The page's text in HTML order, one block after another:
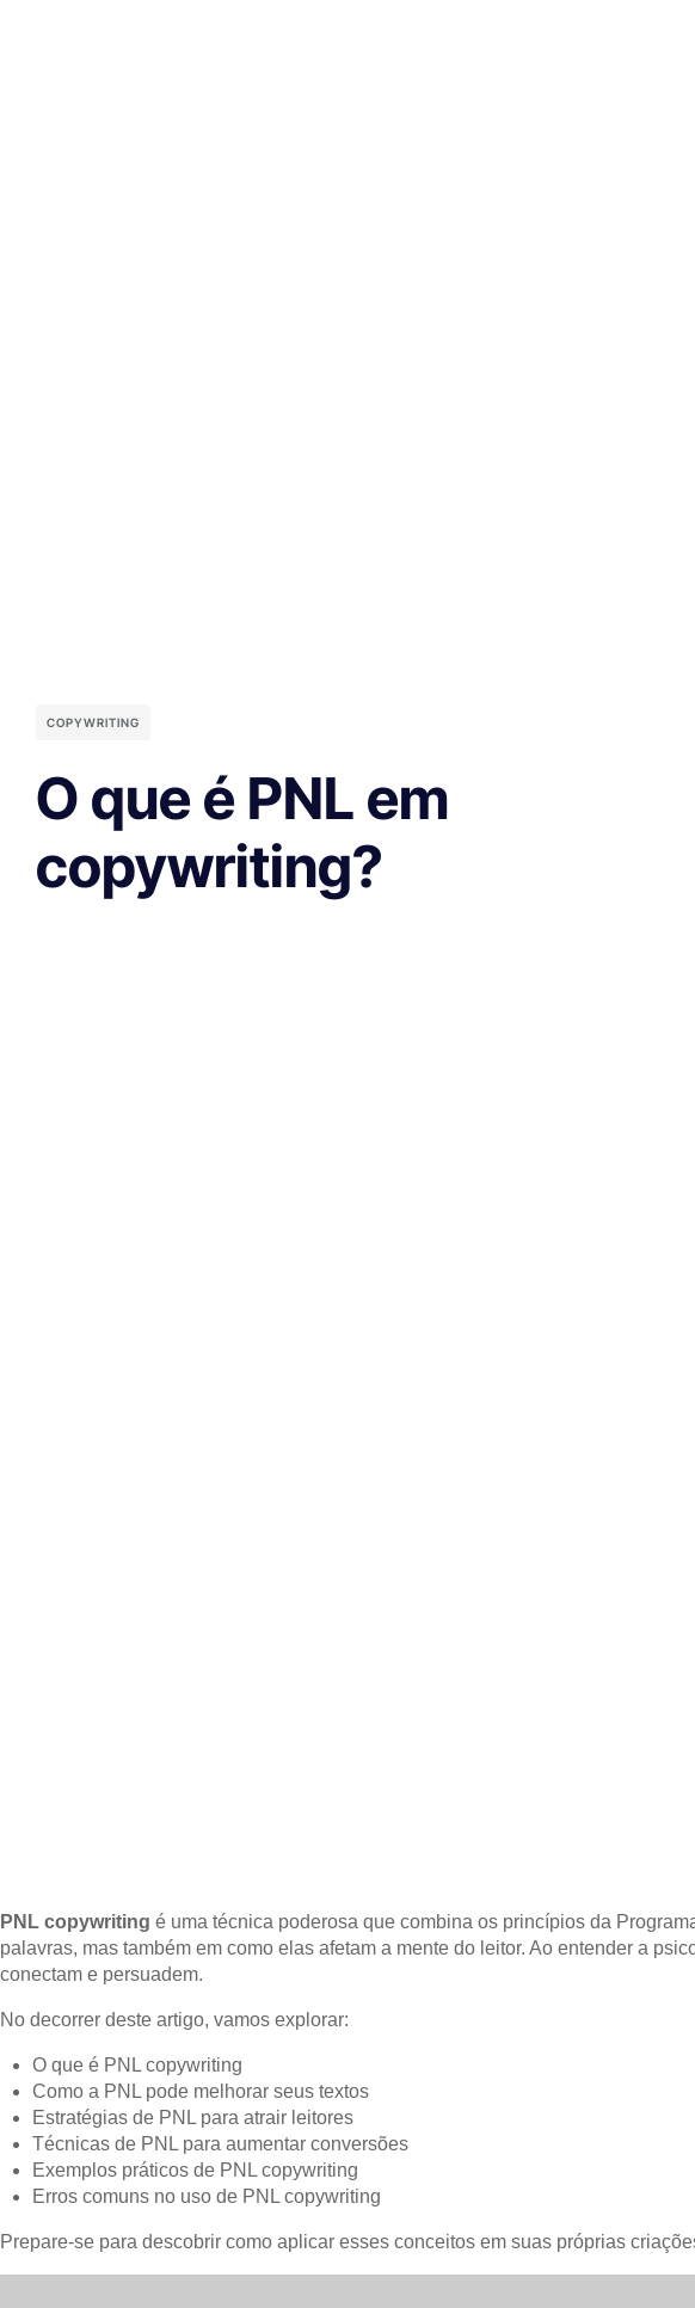
COPYWRITING
O que é PNL em
copywriting?
PNL copywriting é uma técnica poderosa que combina os princípios da
palavras, mas também em como elas afetam a mente do leitor. Ao entender a
conectam e persuadem.
No decorrer deste artigo, vamos explorar:
O que é PNL copywriting
Como a PNL pode melhorar seus textos
Estratégias de PNL para atrair leitores
Técnicas de PNL para aumentar conversões
Exemplos práticos de PNL copywriting
Erros comuns no uso de PNL copywriting
Prepare-se para descobrir como aplicar esses conceitos em suas próprias